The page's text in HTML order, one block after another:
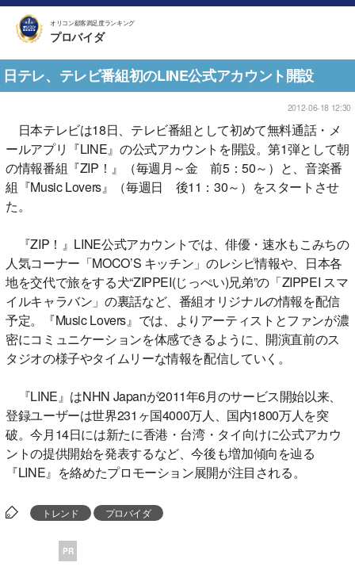
オリコン顧客満足度ランキング
プロバイダ
日テレ、テレビ番組初のLINE公式アカウント開設
2012-06-18 12:30
日本テレビは18日、テレビ番組として初めて無料通話・メ
ールアプリ『LINE』の公式アカウントを開設。第1弾として朝
の情報番組『ZIP！』（毎週月～金 前5：50～）と、音楽番
組『Music Lovers』（毎週日 後11：30～）をスタートさせ
た。
『ZIP！』LINE公式アカウントでは、俳優・速水もこみちの
人気コーナー「MOCO’S キッチン」のレシピ情報や、日本各
地を交代で旅をする犬“ZIPPEI(じっぺい)兄弟”の「ZIPPEI スマ
イルキャラバン」の裏話など、番組オリジナルの情報を配信
予定。『Music Lovers』では、よりアーティストとファンが濃
密にコミュニケーションを体感できるように、開演直前のス
タジオの様子やタイムリーな情報を配信していく。
『LINE』はNHN Japanが2011年6月のサービス開始以来、
登録ユーザーは世界231ヶ国4000万人、国内1800万人を突
破。今月14日には新たに香港・台湾・タイ向けに公式アカウ
ントの提供開始を発表するなど、今後も増加傾向を辿る
『LINE』を絡めたプロモーション展開が注目される。
トレンド プロバイダ
PR